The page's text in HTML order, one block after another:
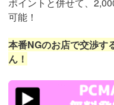
可能！
本番NGのお店で交渉す
ん！
https://pcmax.jp/lp/?
ad_id=rm307152